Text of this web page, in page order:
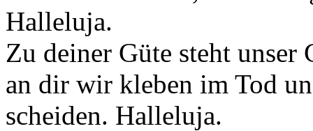
Halleluja.
Zu deiner Güte steht unser
an dir wir kleben im Tod
scheiden. Halleluja.